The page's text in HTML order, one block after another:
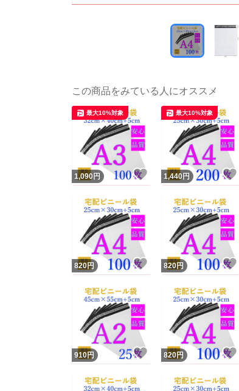
この商品をみている人にオススメ
1,090 円 いいね！
最大10%対象
1,440 円
最大10%対象
820円 いいね！
820円
910円 いいね！
820円